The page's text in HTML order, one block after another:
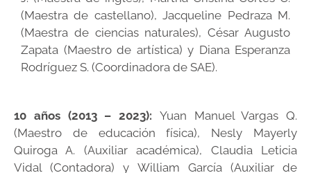
(Maestra de castellano), Jacqueline Pedraza M.
(Maestra de ciencias naturales), César Augusto
Zapata (Maestro de artística) y Diana Esperanza
Rodríguez S. (Coordinadora de SAE).
10 años (2013 – 2023): Yuan Manuel Vargas Q.
(Maestro de educación física), Nesly Mayerly
Quiroga A. (Auxiliar académica), Claudia Leticia
Vidal (Contadora) y William García (Auxiliar de